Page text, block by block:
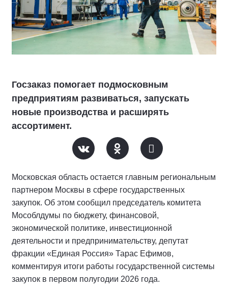
Госзаказ помогает подмосковным
предприятиям развиваться, запускать
новые производства и расширять
ассортимент.
Московская область остается главным региональным
партнером Москвы в сфере государственных
закупок. Об этом сообщил председатель комитета
Мособлдумы по бюджету, финансовой,
экономической политике, инвестиционной
деятельности и предпринимательству, депутат
фракции «Единая Россия» Тарас Ефимов,
комментируя итоги работы государственной системы
закупок в первом полугодии 2026 года.